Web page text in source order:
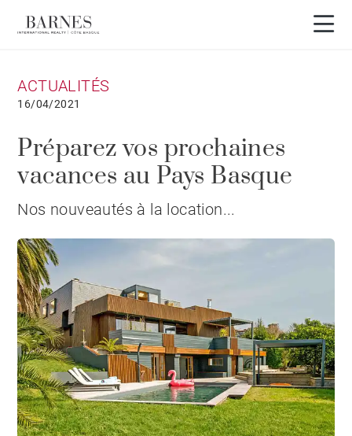
ACTUALITÉS
16/04/2021
Préparez vos prochaines
vacances au Pays Basque
Nos nouveautés à la location...